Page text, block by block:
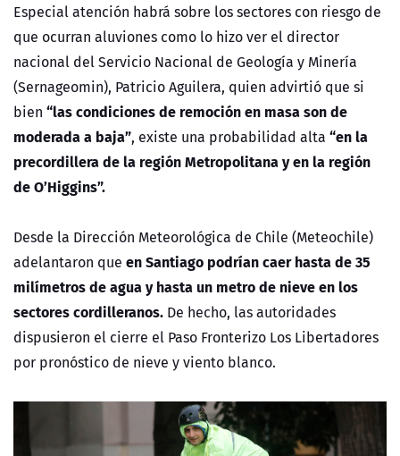
Especial atención habrá sobre los sectores con riesgo de
que ocurran aluviones como lo hizo ver el director
nacional del Servicio Nacional de Geología y Minería
(Sernageomin), Patricio Aguilera, quien advirtió que si
bien “las condiciones de remoción en masa son de
moderada a baja”, existe una probabilidad alta “en la
precordillera de la región Metropolitana y en la región
de O’Higgins”.
Desde la Dirección Meteorológica de Chile (Meteochile)
adelantaron que en Santiago podrían caer hasta de 35
milímetros de agua y hasta un metro de nieve en los
sectores cordilleranos. De hecho, las autoridades
dispusieron el cierre el Paso Fronterizo Los Libertadores
por pronóstico de nieve y viento blanco.